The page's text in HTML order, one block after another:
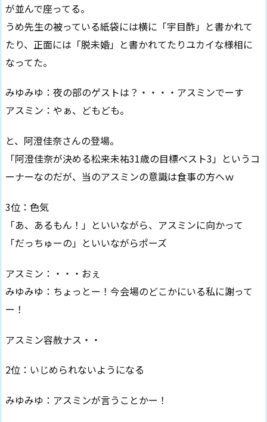
が並んで座ってる。
うめ先生の被っている紙袋には横に「宇目酢」と書かれて
たり、正面には「脱未婚」と書かれてたりユカイな様相に
なってた。
みゆみゆ：夜の部のゲストは？・・・・アスミンでーす
アスミン：やぁ、どもども。
と、阿澄佳奈さんの登場。
「阿澄佳奈が決める松来未祐31歳の目標ベスト3」というコ
ーナーなのだが、当のアスミンの意識は食事の方へｗ
3位：色気
「あ、あるもん！」といいながら、アスミンに向かって
「だっちゅーの」といいながらポーズ
アスミン：・・・おぇ
みゆみゆ：ちょっとー！今会場のどこかにいる私に謝って
ー！
アスミン容赦ナス・・
2位：いじめられないようになる
みゆみゆ：アスミンが言うことかー！